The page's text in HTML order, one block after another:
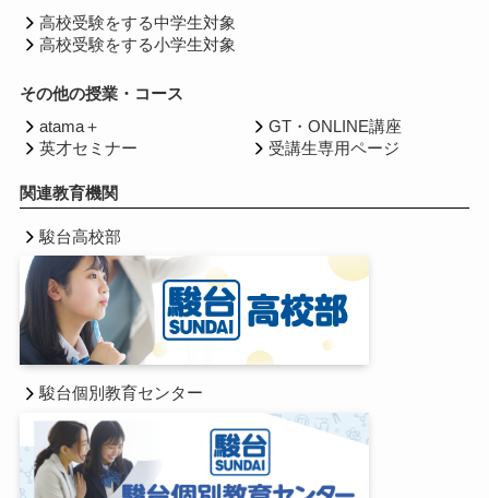
高校受験をする中学生対象
高校受験をする小学生対象
その他の授業・コース
atama＋
英才セミナー
GT・ONLINE講座
受講生専用ページ
関連教育機関
駿台高校部
駿台個別教育センター